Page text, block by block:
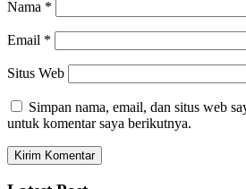
Nama *
Email *
Situs Web
Simpan nama, email, dan situs web
untuk komentar saya berikutnya.